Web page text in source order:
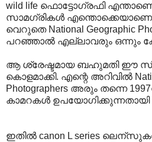
wild life ഫൊട്ടോഗ്രഫി
സാമഗ്രികള്‍
വെറുതെ National Geographic
പറഞ്ഞാല്‍ എല്ലാവരും ഒന്നും
ആ ശ്രേഷ്ടമായ ബഹുമതി ഈ
കൊളമാക്കി. എന്റെ അറിവില്‍
Photographers അരും തന്നെ
കാമറകള്‍ ഉപയോഗിക്കുന്നതായി
ഇതില്‍ canon L series